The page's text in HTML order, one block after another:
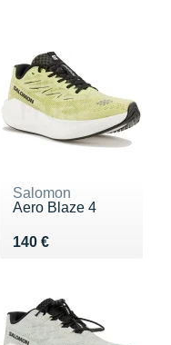
Salomon
Aero Blaze 4
140 €
Vendu 140 €